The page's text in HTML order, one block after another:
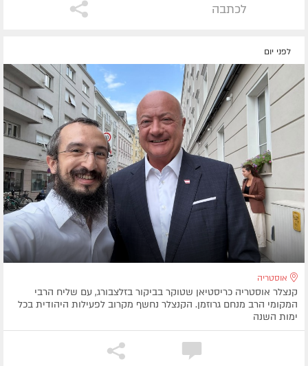
לכתבה
לפני יום
אוסטריה
קנצלר אוסטריה כריסטיאן שטוקר בביקור בזלצבורג, עם שליח הרבי
המקומי הרב מנחם גרוזמן. הקנצלר נחשף מקרוב לפעילות היהודית בכל
ימות השנה